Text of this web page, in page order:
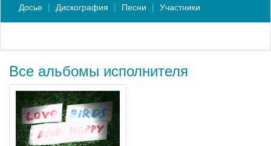
Досье Дискография Песни Участники
Все альбомы исполнителя